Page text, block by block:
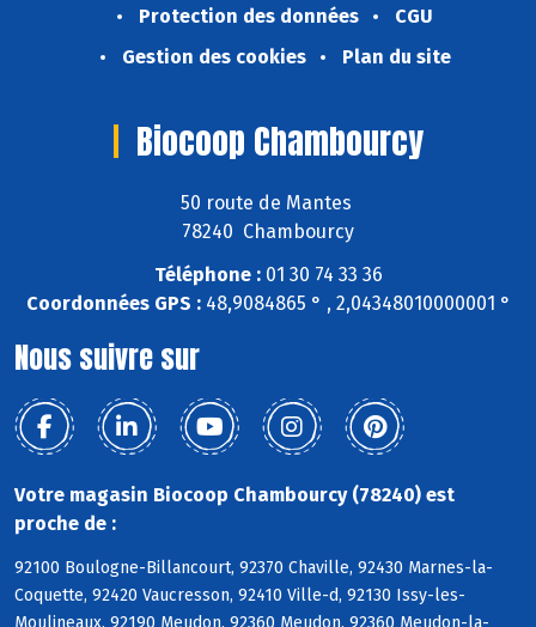
Protection des données
CGU
Gestion des cookies
Plan du site
Biocoop Chambourcy
50 route de Mantes
78240 Chambourcy
Téléphone :01 30 74 33 36
Coordonnées GPS :48,9084865 ° , 2,04348010000001 °
Nous suivre sur
Votre magasin Biocoop Chambourcy (78240) est
proche de :
92100 Boulogne-Billancourt, 92370 Chaville, 92430 Marnes-la-
Coquette, 92420 Vaucresson, 92410 Ville-d, 92130 Issy-les-